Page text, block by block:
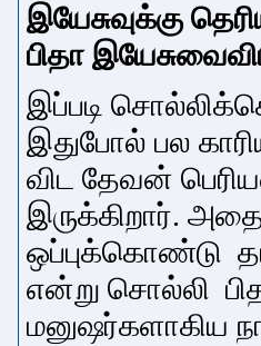
இயேசுவுக்கு
பிதா
இப்படி
இதுபோல் பல
விட தேவன்
இருக்கிறார்.
ஒப்புக்கொண்டு
என்று சொல்லி
மனுஷர்களாகிய